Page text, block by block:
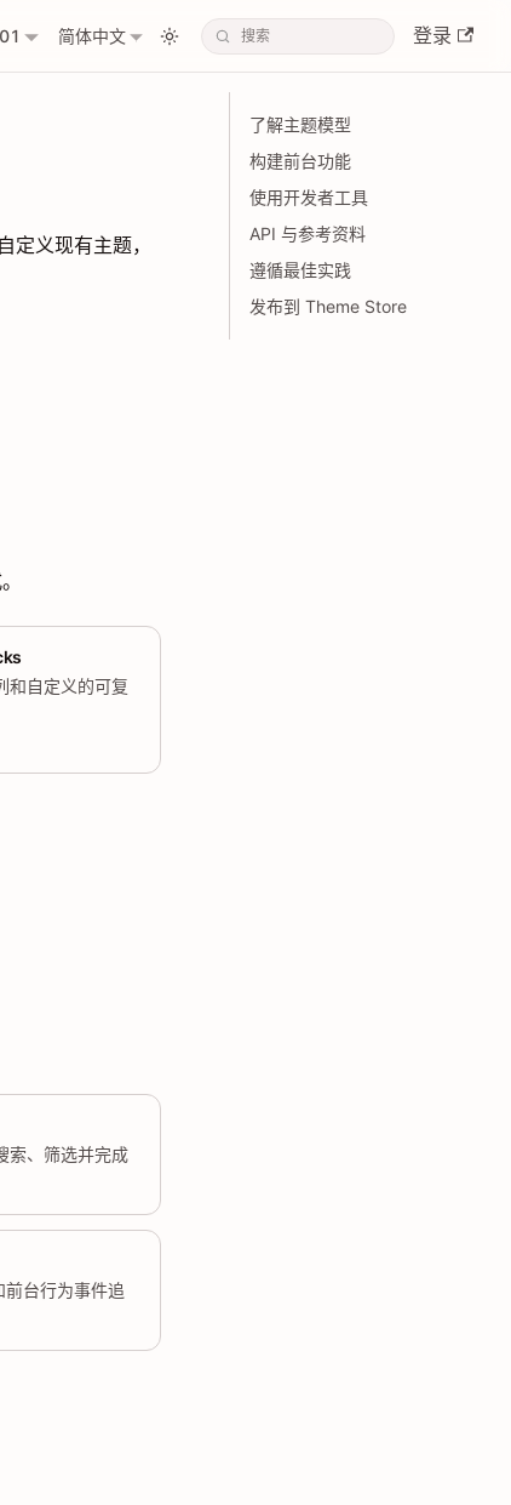
简体中文 登录
义现有主题，
和自定义的可复
索、筛选并完成
台行为事件追
了解主题模型
构建前台功能
使用开发者工具
API 与参考资料
遵循最佳实践
发布到 Theme Store